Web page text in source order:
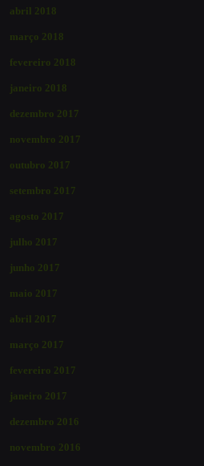
abril 2018
março 2018
fevereiro 2018
janeiro 2018
dezembro 2017
novembro 2017
outubro 2017
setembro 2017
agosto 2017
julho 2017
junho 2017
maio 2017
abril 2017
março 2017
fevereiro 2017
janeiro 2017
dezembro 2016
novembro 2016